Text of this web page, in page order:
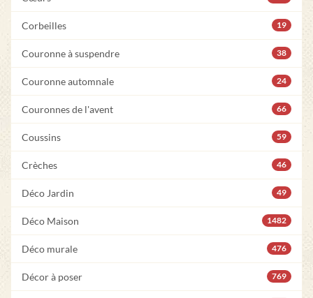
Corbeilles 19
Couronne à suspendre 38
Couronne automnale 24
Couronnes de l'avent 66
Coussins 59
Crèches 46
Déco Jardin 49
Déco Maison 1482
Déco murale 476
Décor à poser 769